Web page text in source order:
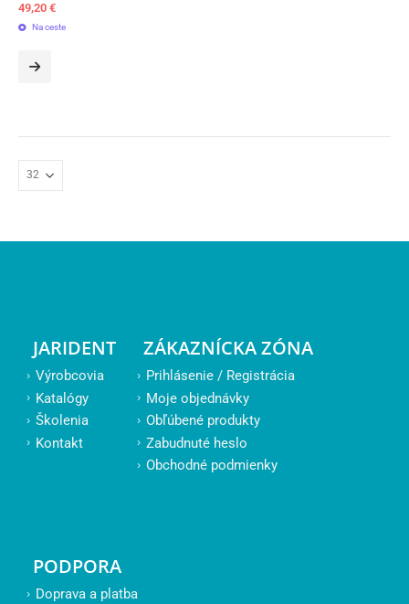
49,20 €
Na ceste
JARIDENT
Výrobcovia
Katalógy
Školenia
Kontakt
ZÁKAZNÍCKA ZÓNA
Prihlásenie / Registrácia
Moje objednávky
Obľúbené produkty
Zabudnuté heslo
Obchodné podmienky
PODPORA
Doprava a platba